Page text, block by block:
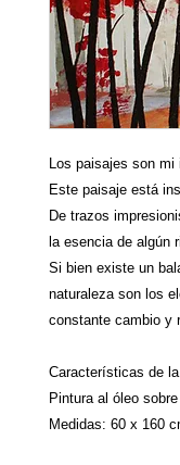
Los paisajes son mi
Este paisaje está
De trazos
la esencia de algún
Si bien existe un
naturaleza son los
constante cambio y
Características de
Pintura al óleo
Medidas: 60 x 160